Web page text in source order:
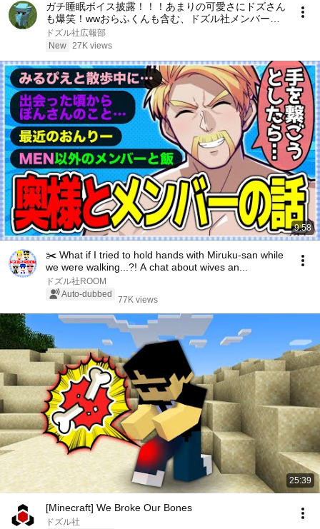
ガチ睡眠ボイス披露！！！あまりの可愛さにドズさん
も爆笑！wwおらふくんも含む、ドズル社メンバーか
わかわ場面！！！【切り抜き】
ドズル社広報部
New 27K views
9:58
✂️ What if I tried to hold hands with Miruku-san while
we were walking...?! A chat about wives an...
ドズル社ROOM
Auto-dubbed
77K views
25:39
[Minecraft] We Broke Our Bones
ドズル社